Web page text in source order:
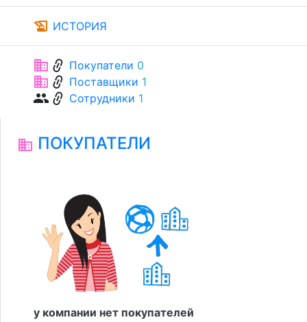
history_edu ИСТОРИЯ
businesslink Покупатели 0
businesslink Поставщики 1
grouplink Сотрудники 1
business ПОКУПАТЕЛИ
у компании нет покупателей